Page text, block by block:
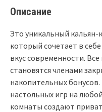
Описание
Это уникальный кальян-
который сочетает в
вкус современности.
становятся членами
накопительных
настольных игр на
комнаты создают